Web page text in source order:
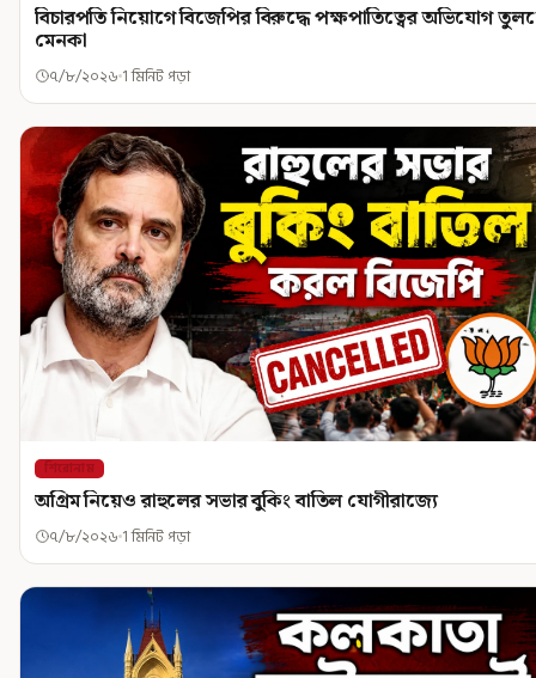
বিচারপতি নিয়োগে বিজেপির বিরুদ্ধে পক্ষপাতিত্বের অভিযোগ
মেনকা
৭/৮/২০২৬ 1 মিনিট পড়া
শিরোনাম
অগ্রিম নিয়েও রাহুলের সভার বুকিং বাতিল যোগীরাজ্যে
৭/৮/২০২৬ 1 মিনিট পড়া